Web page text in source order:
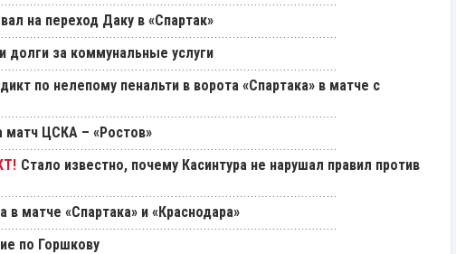
на переход Даку в «Спартак»
долги за коммунальные услуги
по нелепому пенальти в ворота «Спартака» в матче с
матч ЦСКА – «Ростов»
Стало известно, почему Касинтура не нарушал правил против
в матче «Спартака» и «Краснодара»
по Горшкову